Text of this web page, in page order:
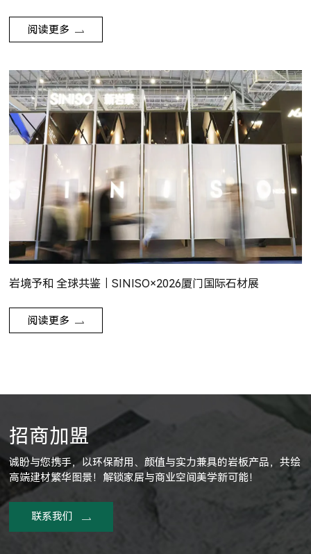
阅读更多
岩境予和 全球共鉴｜SINISO×2026厦门国际石材展
阅读更多
招商加盟
诚盼与您携手，以环保耐用、颜值与实力兼具的岩板产品，共绘
高端建材繁华图景！解锁家居与商业空间美学新可能！
联系我们